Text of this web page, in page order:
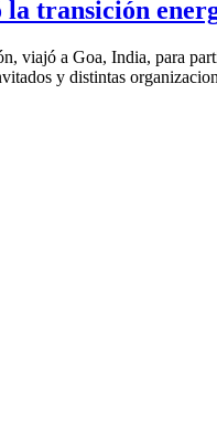
transición
viajó a Goa, India, para
y distintas